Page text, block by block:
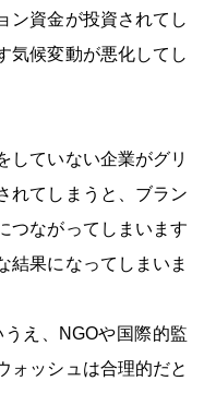
ン資金が投資されてし
気候変動が悪化してし
していない企業がグリ
れてしまうと、ブラン
つながってしまいます
結果になってしまいま
え、NGOや国際的監
ォッシュは合理的だと